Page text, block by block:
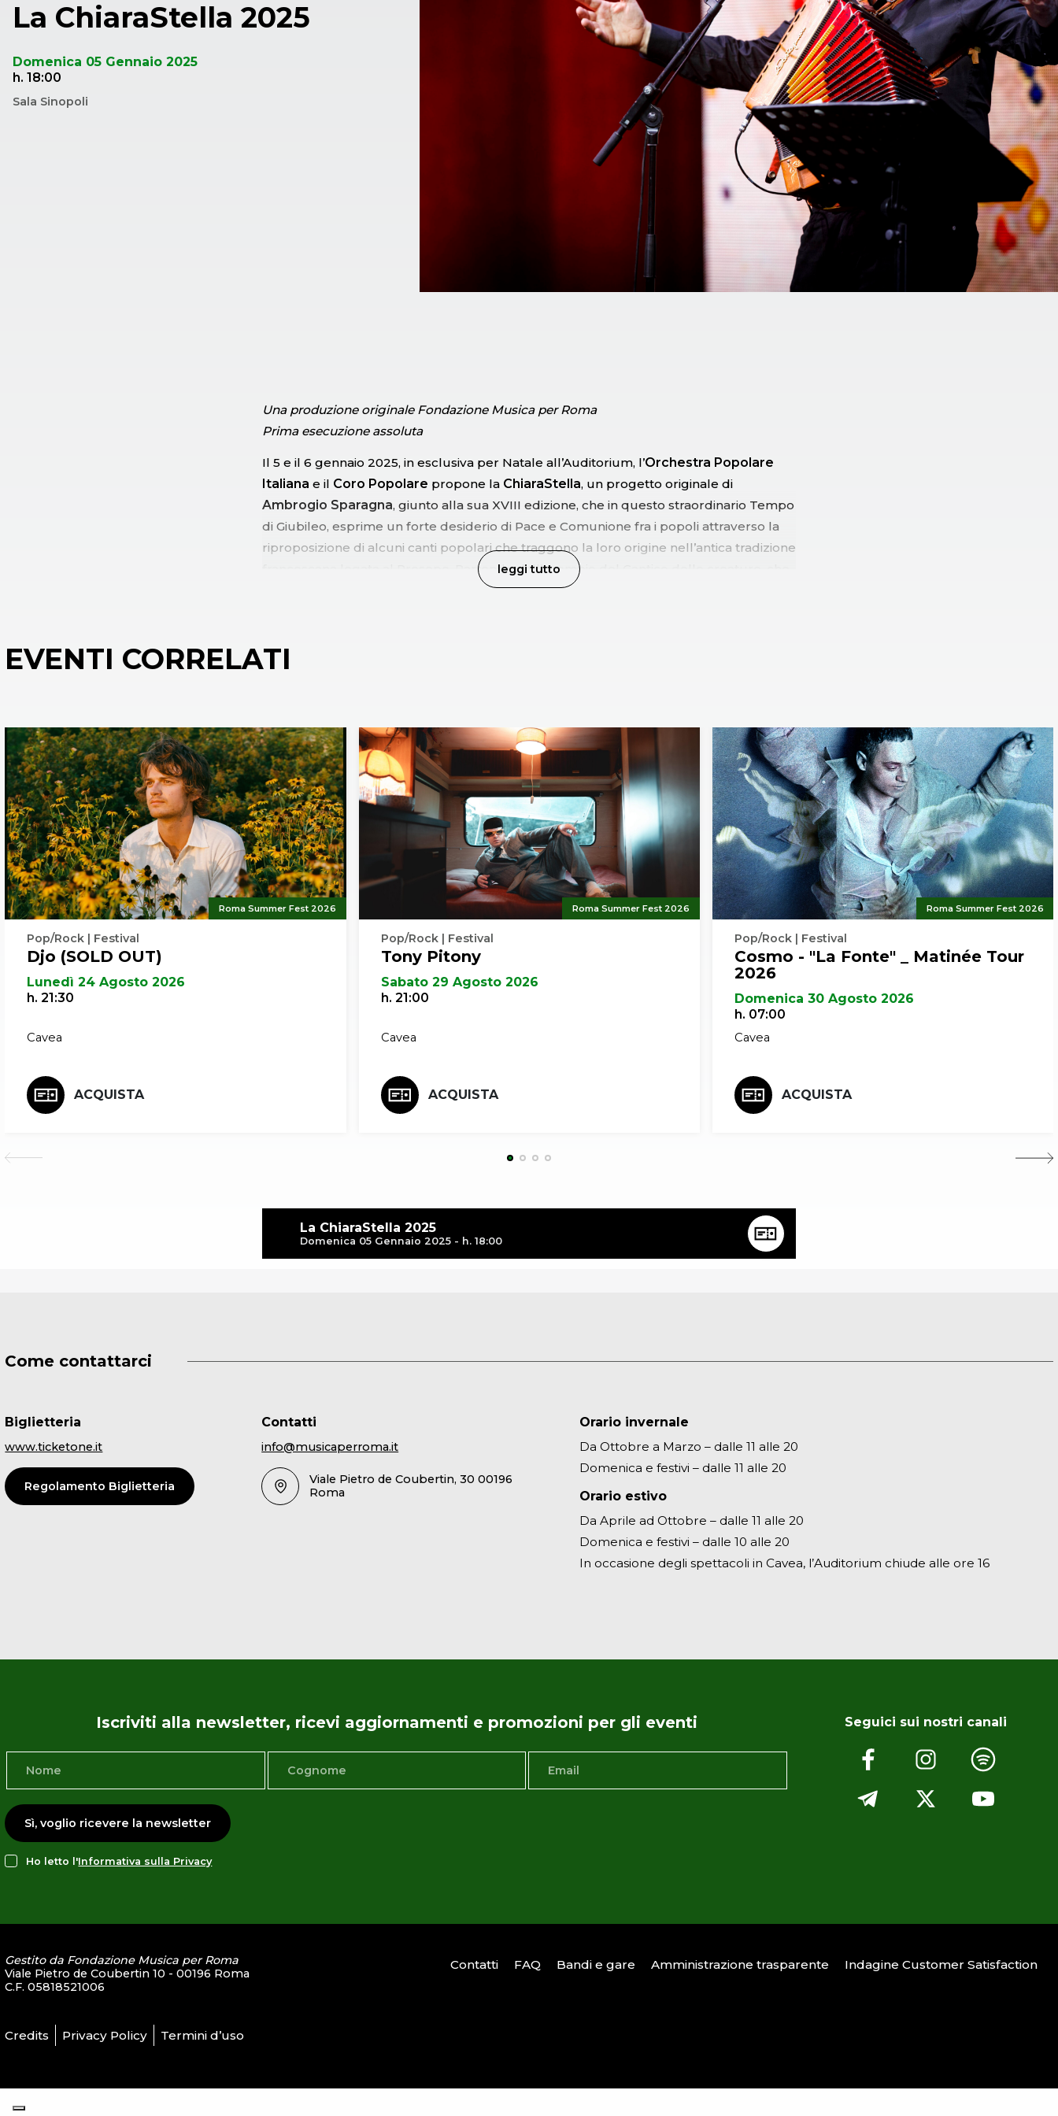
La ChiaraStella 2025
Domenica 05 Gennaio 2025
h. 18:00
Sala Sinopoli
La ChiaraStella 2025
Domenica 05 Gennaio 2025 - h. 18:00
Una produzione originale Fondazione Musica per Roma
Prima esecuzione assoluta
Il 5 e il 6 gennaio 2025, in esclusiva per Natale all’Auditorium, l’Orchestra Popolare
Italiana e il Coro Popolare propone la ChiaraStella, un progetto originale di
Ambrogio Sparagna, giunto alla sua XVIII edizione, che in questo straordinario Tempo
di Giubileo, esprime un forte desiderio di Pace e Comunione fra i popoli attraverso la
riproposizione di alcuni canti popolari che traggono la loro origine nell’antica tradizione
francescana legata al Presepe. Partendo dall’esempio del Cantico delle creature, che
trovò in Francesco d'Assisi un grande interprete e poeta e dalla ricchezza di antiche
e popolare, che descrivono la grandezza del Creato e la felicità per la nascita del
come ogni anno, una grande festa popolare che coinvolge ogni tipo di pubblico, in
particolare quello dei bambini: un appuntamento imperdibile in Auditorium.
leggi tutto
EVENTI CORRELATI
Roma Summer Fest 2026
Pop/Rock | Festival
Djo (SOLD OUT)
Lunedì 24 Agosto 2026
h. 21:30
Cavea
ACQUISTA
Roma Summer Fest 2026
Pop/Rock | Festival
Tony Pitony
Sabato 29 Agosto 2026
h. 21:00
Cavea
ACQUISTA
Roma Summer Fest 2026
Pop/Rock | Festival
Cosmo - "La Fonte" _ Matinée Tour
2026
Domenica 30 Agosto 2026
h. 07:00
Cavea
ACQUISTA
Come contattarci
Biglietteria
www.ticketone.it
Regolamento Biglietteria
Contatti
info@musicaperroma.it
Viale Pietro de Coubertin, 30 00196
Roma
Orario invernale
Da Ottobre a Marzo – dalle 11 alle 20
Domenica e festivi – dalle 11 alle 20
Orario estivo
Da Aprile ad Ottobre – dalle 11 alle 20
Domenica e festivi – dalle 10 alle 20
In occasione degli spettacoli in Cavea, l’Auditorium chiude alle ore 16
Iscriviti alla newsletter, ricevi aggiornamenti e promozioni per gli eventi
Sì, voglio ricevere la newsletter
Ho letto l'Informativa sulla Privacy
Seguici sui nostri canali
Gestito da Fondazione Musica per Roma
Viale Pietro de Coubertin 10 - 00196 Roma
C.F. 05818521006
Contatti FAQ Bandi e gare Amministrazione trasparente Indagine Customer Satisfaction
Credits Privacy Policy Termini d’uso